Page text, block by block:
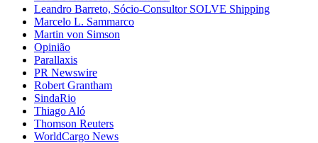
Leandro Barreto, Sócio-Consultor SOLVE Shipping
Marcelo L. Sammarco
Martin von Simson
Opinião
Parallaxis
PR Newswire
Robert Grantham
SindaRio
Thiago Aló
Thomson Reuters
WorldCargo News